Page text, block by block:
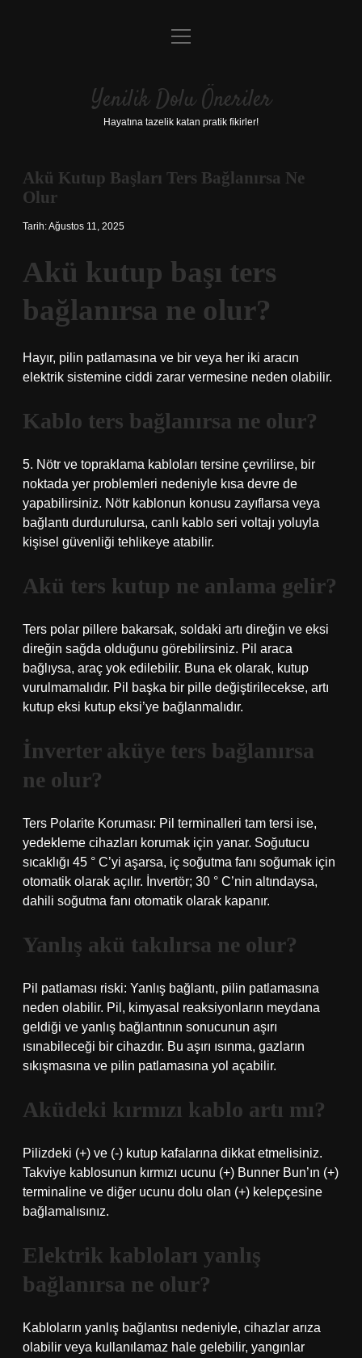
Anasayfa
Yasal Uyarı
menüyü
Yenilik Dolu Öneriler
Hayatına tazelik katan pratik fikirler!
Akü Kutup Başları Ters Bağlanırsa Ne
Olur
Tarih: Ağustos 11, 2025
Akü kutup başı ters
bağlanırsa ne olur?
Hayır, pilin patlamasına ve bir veya her iki aracın
elektrik sistemine ciddi zarar vermesine neden olabilir.
Kablo ters bağlanırsa ne olur?
5. Nötr ve topraklama kabloları tersine çevrilirse, bir
noktada yer problemleri nedeniyle kısa devre de
yapabilirsiniz. Nötr kablonun konusu zayıflarsa veya
bağlantı durdurulursa, canlı kablo seri voltajı yoluyla
kişisel güvenliği tehlikeye atabilir.
Akü ters kutup ne anlama gelir?
Ters polar pillere bakarsak, soldaki artı direğin ve eksi
direğin sağda olduğunu görebilirsiniz. Pil araca
bağlıysa, araç yok edilebilir. Buna ek olarak, kutup
vurulmamalıdır. Pil başka bir pille değiştirilecekse, artı
kutup eksi kutup eksi’ye bağlanmalıdır.
İnverter aküye ters bağlanırsa
ne olur?
Ters Polarite Koruması: Pil terminalleri tam tersi ise,
yedekleme cihazları korumak için yanar. Soğutucu
sıcaklığı 45 ° C’yi aşarsa, iç soğutma fanı soğumak için
otomatik olarak açılır. İnvertör; 30 ° C’nin altındaysa,
dahili soğutma fanı otomatik olarak kapanır.
Yanlış akü takılırsa ne olur?
Pil patlaması riski: Yanlış bağlantı, pilin patlamasına
neden olabilir. Pil, kimyasal reaksiyonların meydana
geldiği ve yanlış bağlantının sonucunun aşırı
ısınabileceği bir cihazdır. Bu aşırı ısınma, gazların
sıkışmasına ve pilin patlamasına yol açabilir.
Aküdeki kırmızı kablo artı mı?
Pilizdeki (+) ve (-) kutup kafalarına dikkat etmelisiniz.
Takviye kablosunun kırmızı ucunu (+) Bunner Bun’ın (+)
terminaline ve diğer ucunu dolu olan (+) kelepçesine
bağlamalısınız.
Elektrik kabloları yanlış
bağlanırsa ne olur?
Kabloların yanlış bağlantısı nedeniyle, cihazlar arıza
olabilir veya kullanılamaz hale gelebilir, yangınlar